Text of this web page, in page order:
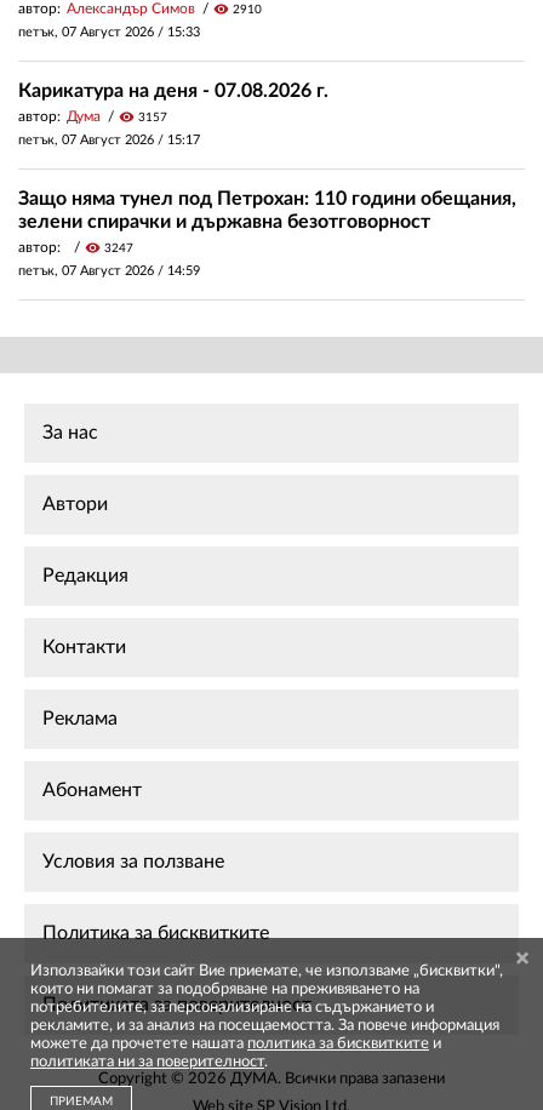
автор: Александър Симов visibility 2910
петък, 07 Август 2026 / 15:33
Карикатура на деня - 07.08.2026 г.
автор: Дума visibility 3157
петък, 07 Август 2026 / 15:17
Защо няма тунел под Петрохан: 110 години обещания,
зелени спирачки и държавна безотговорност
автор: visibility 3247
петък, 07 Август 2026 / 14:59
За нас
Автори
Редакция
Контакти
Реклама
Абонамент
Условия за ползване
Политика за бисквитките
Политиката за поверителност
Copyright © 2026 ДУМА. Всички права запазени
Използвайки този сайт Вие приемате, че използваме „бисквитки",
които ни помагат за подобряване на преживяването на
потребителите, за персонализиране на съдържанието и
рекламите, и за анализ на посещаемостта. За повече информация
можете да прочетете нашата политика за бисквитките и
политиката ни за поверителност.
ПРИЕМАМ